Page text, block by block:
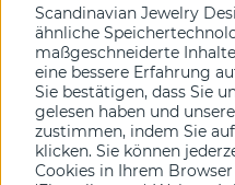
hier an.
Scandinavian Jewelry
ähnliche
maßgeschneiderte
eine bessere Erfahrung
Sie bestätigen, dass Sie
gelesen haben und
zustimmen, indem Sie
klicken. Sie können
Cookies in Ihrem